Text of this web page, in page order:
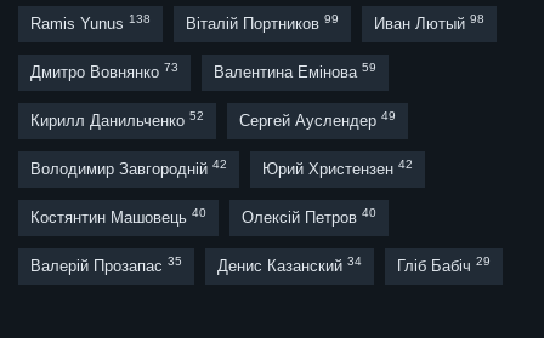
Ramis Yunus 138 Віталій Портников 99 Иван Лютый 98
Дмитро Вовнянко 73 Валентина Емінова 59
Кирилл Данильченко 52 Сергей Ауслендер 49
Володимир Завгородній 42 Юрий Христензен 42
Костянтин Машовець 40 Олексій Петров 40
Валерій Прозапас 35 Денис Казанский 34 Гліб Бабіч 29